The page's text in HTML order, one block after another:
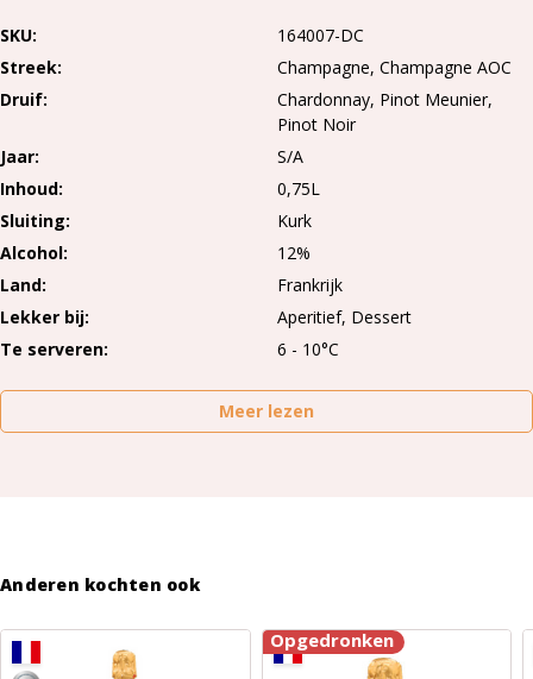
SKU
164007-DC
Streek
Champagne Champagne AOC
Druif
Chardonnay Pinot Meunier
Pinot Noir
Jaar
S/A
Inhoud
0,75L
Sluiting
Kurk
Alcohol
12%
Land
Frankrijk
Lekker bij
Aperitief, Dessert
Te serveren
6 - 10°C
Meer lezen
Anderen kochten ook
Opgedronken